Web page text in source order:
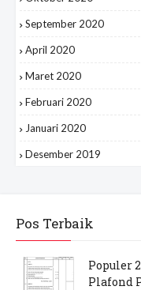
September 2020
April 2020
Maret 2020
Februari 2020
Januari 2020
Desember 2019
Pos Terbaik
Populer
Plafond